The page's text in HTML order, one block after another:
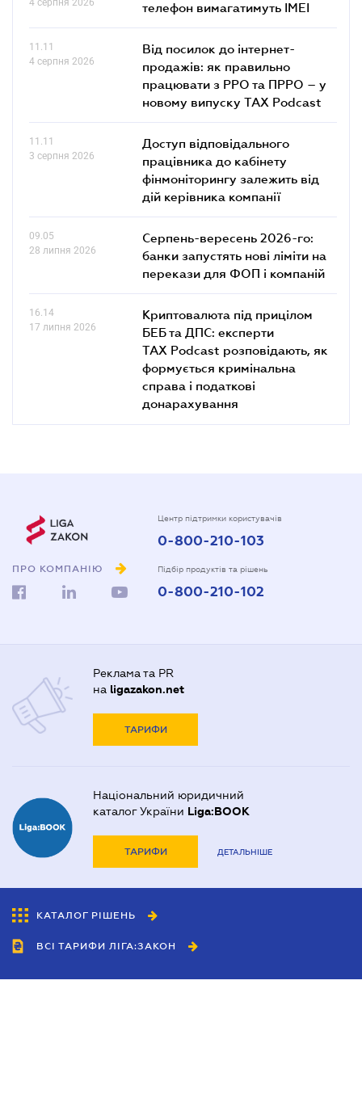
телефон вимагатимуть IMEI
11.11
4 серпня 2026
Від посилок до інтернет-
продажів: як правильно
працювати з РРО та ПРРО – у
новому випуску TAX Podcast
11.11
3 серпня 2026
Доступ відповідального
працівника до кабінету
фінмоніторингу залежить від
дій керівника компанії
09.05
28 липня 2026
Серпень-вересень 2026-го:
банки запустять нові ліміти на
перекази для ФОП і компаній
16.14
17 липня 2026
Криптовалюта під прицілом
БЕБ та ДПС: експерти
TAX Podcast розповідають, як
формується кримінальна
справа і податкові
донарахування
ПРО КОМПАНІЮ
Центр підтримки користувачів
0-800-210-103
Підбір продуктів та рішень
0-800-210-102
Реклама та PR
на ligazakon.net
ТАРИФИ
Національний юридичний
каталог України Liga:BOOK
ТАРИФИ ДЕТАЛЬНІШЕ
КАТАЛОГ РІШЕНЬ
ВСІ ТАРИФИ ЛІГА:ЗАКОН